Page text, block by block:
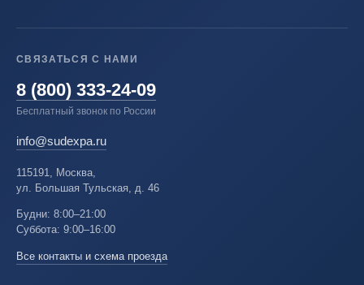
СВЯЗАТЬСЯ С НАМИ
8 (800) 333-24-09
Бесплатный звонок по России
info@sudexpa.ru
115191, Москва,
ул. Большая Тульская, д. 46
Будни: 8:00–21:00
Суббота: 9:00–16:00
Все контакты и схема проезда